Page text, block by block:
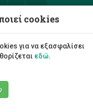
Τεχνολογίας
Μηχανικών
cookies
για να εξασφαλίσει
εδώ.